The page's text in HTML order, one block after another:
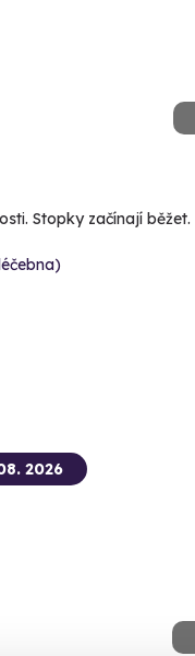
Stopky začínají běžet.
2026